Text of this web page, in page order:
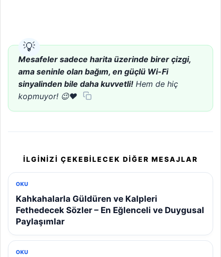
Mesafeler sadece harita üzerinde birer çizgi,
ama seninle olan bağım, en güçlü Wi-Fi
sinyalinden bile daha kuvvetli! Hem de hiç
kopmuyor! 😉❤️
İLGINIZI ÇEKEBILECEK DIĞER MESAJLAR
OKU
Kahkahalarla Güldüren ve Kalpleri
Fethedecek Sözler – En Eğlenceli ve Duygusal
Paylaşımlar
OKU